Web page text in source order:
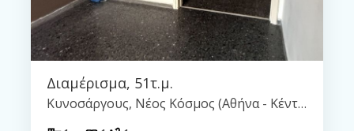
Διαμέρισμα, 51τ.μ.
Κυνοσάργους, Νέος Κόσμος (Αθήνα - Κέντρο)